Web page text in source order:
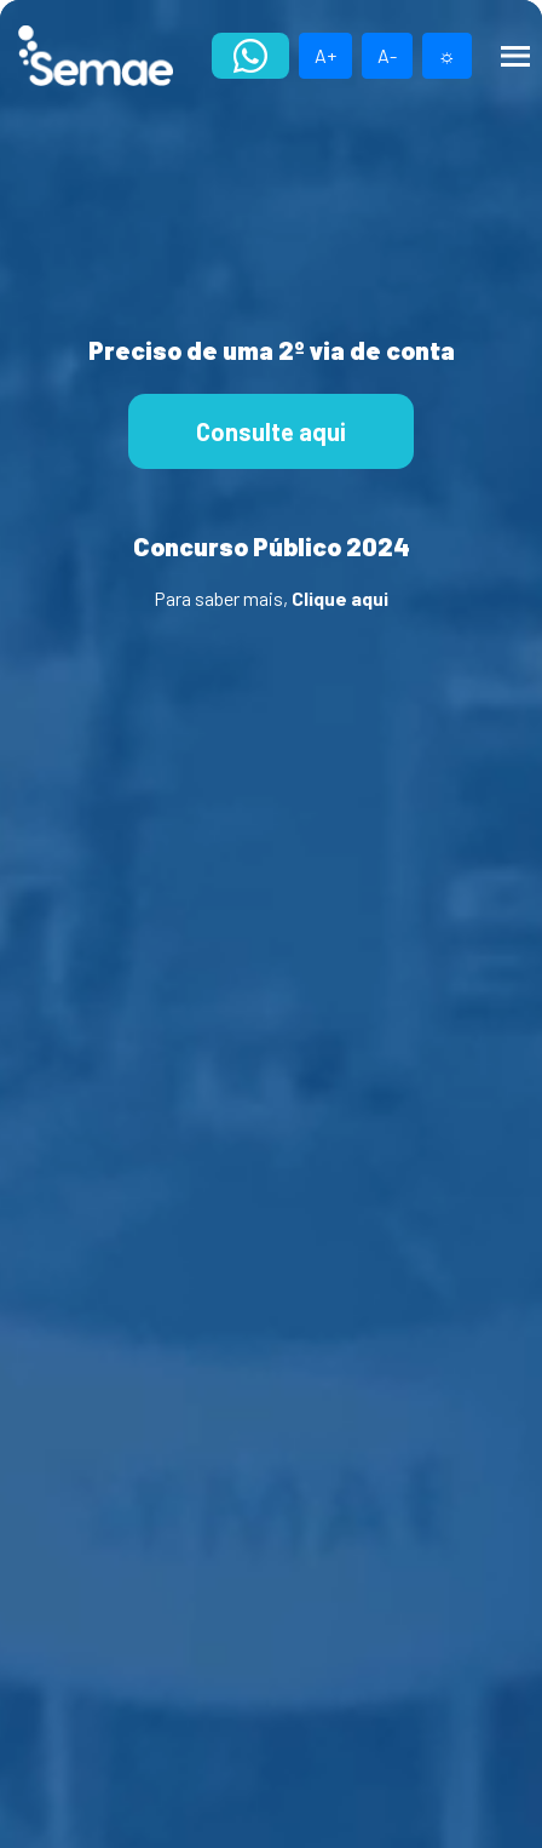
Skip
content
A+ A- ☼
Preciso de uma 2º via de conta
Consulte aqui
Concurso Público 2024
Para saber mais, Clique aqui